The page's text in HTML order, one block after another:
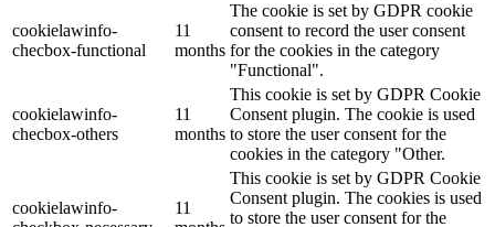
cookielawinfo-
checbox-functional
11
months
The cookie is set by GDPR cookie
consent to record the user consent
for the cookies in the category
"Functional".
cookielawinfo-
checbox-others
11
months
This cookie is set by GDPR Cookie
Consent plugin. The cookie is used
to store the user consent for the
cookies in the category "Other.
cookielawinfo-
11
This cookie is set by GDPR Cookie
Consent plugin. The cookies is used
to store the user consent for the